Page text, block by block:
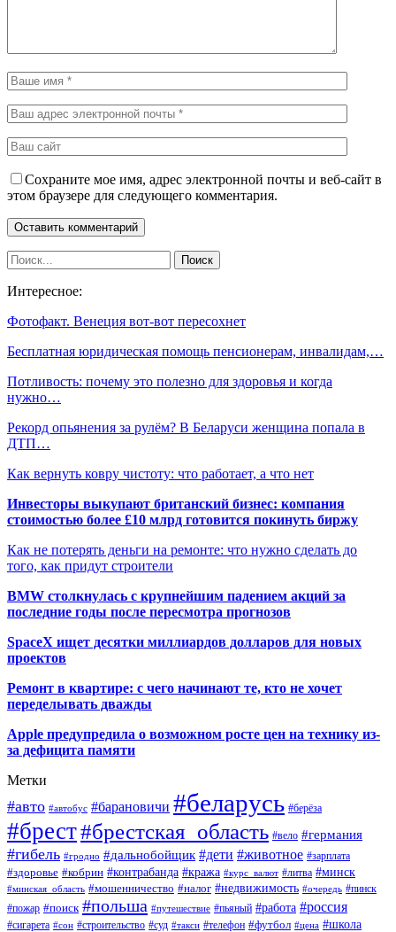
Сохраните мое имя, адрес электронной почты и веб-сайт в
этом браузере для следующего комментария.
Интересное:
Фотофакт. Венеция вот-вот пересохнет
Бесплатная юридическая помощь пенсионерам, инвалидам,…
Потливость: почему это полезно для здоровья и когда
нужно…
Рекорд опьянения за рулём? В Беларуси женщина попала в
ДТП…
Как вернуть ковру чистоту: что работает, а что нет
Инвесторы выкупают британский бизнес: компания
стоимостью более £10 млрд готовится покинуть биржу
Как не потерять деньги на ремонте: что нужно сделать до
того, как придут строители
BMW столкнулась с крупнейшим падением акций за
последние годы после пересмотра прогнозов
SpaceX ищет десятки миллиардов долларов для новых
проектов
Ремонт в квартире: с чего начинают те, кто не хочет
переделывать дважды
Apple предупредила о возможном росте цен на технику из-
за дефицита памяти
Метки
#авто #автобус #барановичи #беларусь #берёза
#брест#брестская_область #вело #германия
#гибель #гродно #дальнобойщик #дети #животное #зарплата
#здоровье #кобрин #контрабанда #кража #курс_валют #литва #минск
#минская_область #мошенничество #налог #недвижимость #очередь #пинск
#пожар #поиск #польша #путешествие #пьяный #работа #россия
#сигарета #сон #строительство #суд #такси #телефон #футбол #цена #школа